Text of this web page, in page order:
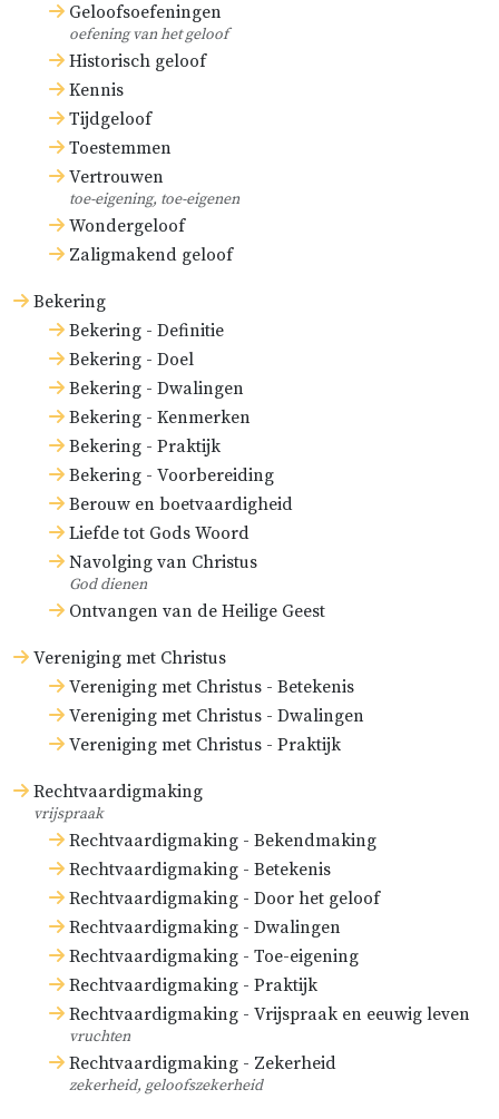
Geloofsoefeningen
oefening van het geloof
Historisch geloof
Kennis
Tijdgeloof
Toestemmen
Vertrouwen
toe-eigening, toe-eigenen
Wondergeloof
Zaligmakend geloof
Bekering
Bekering - Definitie
Bekering - Doel
Bekering - Dwalingen
Bekering - Kenmerken
Bekering - Praktijk
Bekering - Voorbereiding
Berouw en boetvaardigheid
Liefde tot Gods Woord
Navolging van Christus
God dienen
Ontvangen van de Heilige Geest
Vereniging met Christus
Vereniging met Christus - Betekenis
Vereniging met Christus - Dwalingen
Vereniging met Christus - Praktijk
Rechtvaardigmaking
vrijspraak
Rechtvaardigmaking - Bekendmaking
Rechtvaardigmaking - Betekenis
Rechtvaardigmaking - Door het geloof
Rechtvaardigmaking - Dwalingen
Rechtvaardigmaking - Toe-eigening
Rechtvaardigmaking - Praktijk
Rechtvaardigmaking - Vrijspraak en eeuwig leven
vruchten
Rechtvaardigmaking - Zekerheid
zekerheid, geloofszekerheid